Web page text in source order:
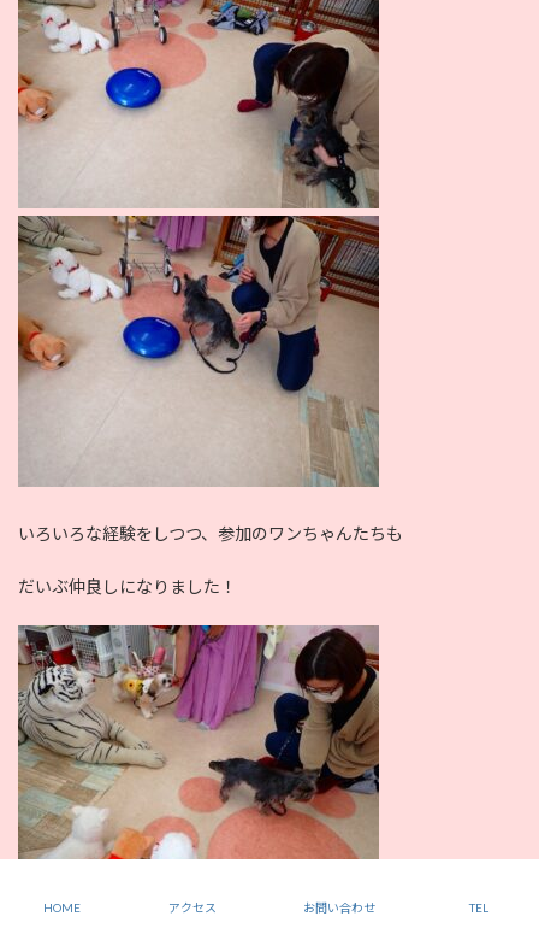
いろいろな経験をしつつ、参加のワンちゃんたちも
だいぶ仲良しになりました！
HOME アクセス お問い合わせ TEL